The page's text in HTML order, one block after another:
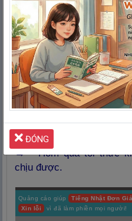
Nghĩa: Hợp, vừa ý, hợp lạiNghĩa: Cách thức, quy cách,
phong cách
⑩ 彼
Nghĩa: Bên kia, kẻ khác, đối
は知りたく てたま
→ Anh ta vẫn không thôi
⑪大阪
おおさか
に住
す
んでいる友
と
い。
→ Tôi muốn gặp người
chịu được.
⑫昨
Nghĩa: Hôm qua
日
きのう てつや
→ Hôm qua tôi thức
chịu được.
Quảng cáo giúp Tiếng Nhật Đơn
Xin lỗi
vì đã làm phiền mọi người!
ĐÓNG